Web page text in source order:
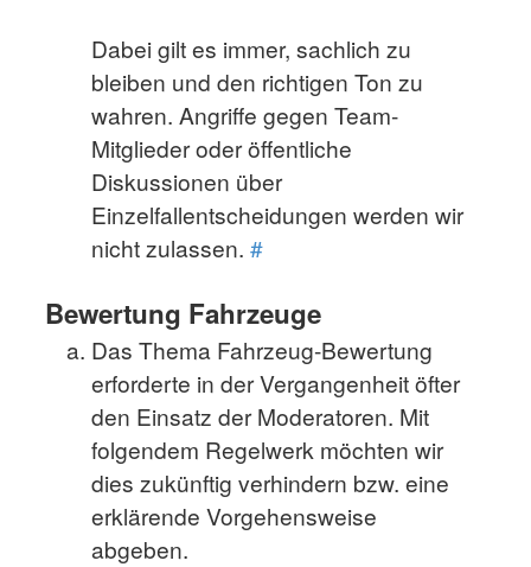
Dabei gilt es immer, sachlich zu
bleiben und den richtigen Ton zu
wahren. Angriffe gegen Team-
Mitglieder oder öffentliche
Diskussionen über
Einzelfallentscheidungen werden wir
nicht zulassen. #
Bewertung Fahrzeuge
Das Thema Fahrzeug-Bewertung
erforderte in der Vergangenheit öfter
den Einsatz der Moderatoren. Mit
folgendem Regelwerk möchten wir
dies zukünftig verhindern bzw. eine
erklärende Vorgehensweise
abgeben.